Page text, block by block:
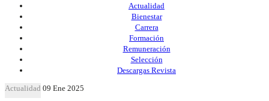
Actualidad
Bienestar
Carrera
Formación
Remuneración
Selección
Descargas Revista
Actualidad 09 Ene 2025